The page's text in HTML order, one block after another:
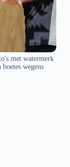
met watermerk
wegens